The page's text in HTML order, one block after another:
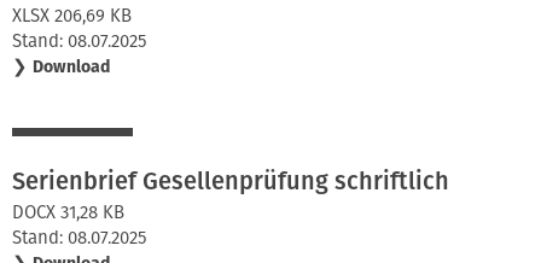
XLSX 206,69 KB
Stand: 08.07.2025
❯ Download
Serienbrief Gesellenprüfung schriftlich
DOCX 31,28 KB
Stand: 08.07.2025